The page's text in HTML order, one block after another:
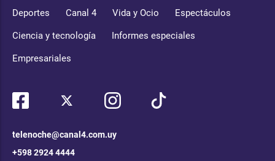
Deportes Canal 4 Vida y Ocio Espectáculos
Ciencia y tecnología Informes especiales
Empresariales
telenoche@canal4.com.uy
+598 2924 4444